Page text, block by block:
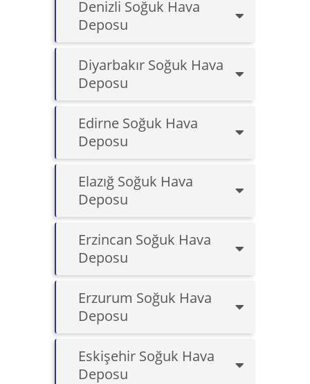
Denizli Soğuk Hava
Deposu
Diyarbakır Soğuk Hava
Deposu
Edirne Soğuk Hava
Deposu
Elazığ Soğuk Hava
Deposu
Erzincan Soğuk Hava
Deposu
Erzurum Soğuk Hava
Deposu
Eskişehir Soğuk Hava
Deposu